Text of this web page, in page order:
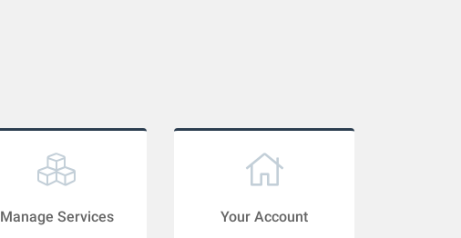
Your Account
Manage Services